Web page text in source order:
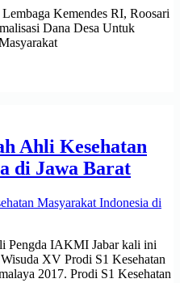
Kemendes RI, Roosari
Dana Desa Untuk
Ahli Kesehatan
di Jawa Barat
Pengda IAKMI Jabar kali ini
XV Prodi S1 Kesehatan
2017. Prodi S1 Kesehatan